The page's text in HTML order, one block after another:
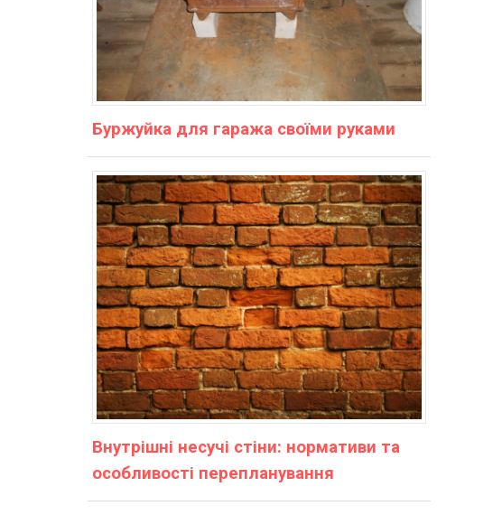
Буржуйка для гаража своїми руками
Внутрішні несучі стіни: нормативи та
особливості перепланування